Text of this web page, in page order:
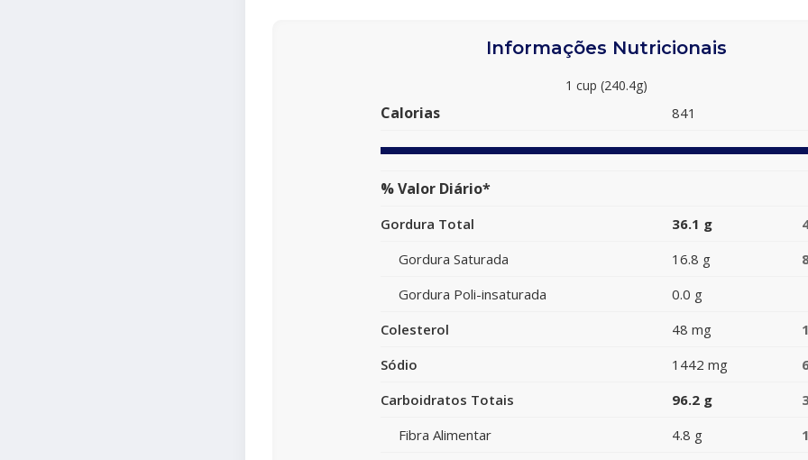
Informações Nutricionais
1 cup (240.4g)
Calorias 841
% Valor Diário*
Gordura Total 36.1 g
Gordura Saturada
16.8 g
Gordura Poli-insaturada
0.0 g
Colesterol
48 mg
Sódio
1442 mg
Carboidratos Totais
96.2 g
Fibra Alimentar
4.8 g